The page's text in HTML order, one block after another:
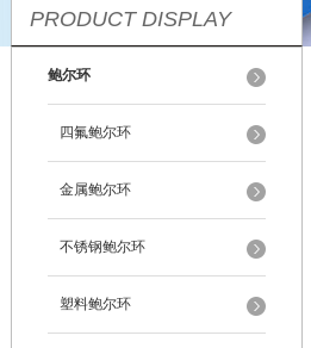
PRODUCT DISPLAY
鲍尔环
四氟鲍尔环
金属鲍尔环
不锈钢鲍尔环
塑料鲍尔环